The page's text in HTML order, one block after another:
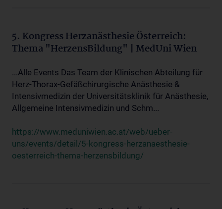
5. Kongress Herzanästhesie Österreich:
Thema "HerzensBildung" | MedUni Wien
...Alle Events Das Team der Klinischen Abteilung für
Herz-Thorax-Gefäßchirurgische Anästhesie &
Intensivmedizin der Universitätsklinik für Anästhesie,
Allgemeine Intensivmedizin und Schm...
https://www.meduniwien.ac.at/web/ueber-
uns/events/detail/5-kongress-herzanaesthesie-
oesterreich-thema-herzensbildung/